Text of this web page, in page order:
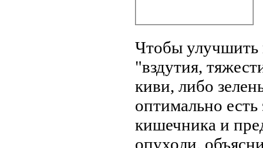
Чтобы улучшить
"вздутия,
киви, либо
оптимально
кишечника и
опухоли,